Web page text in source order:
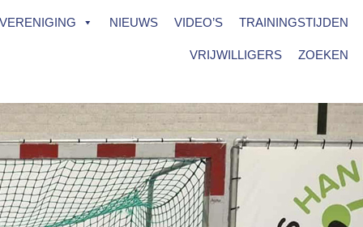
VERENIGING NIEUWS VIDEO’S TRAININGSTIJDEN
VRIJWILLIGERS ZOEKEN